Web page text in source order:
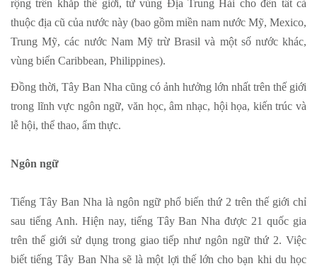
rộng trên khắp thế giới, từ vùng Địa Trung Hải cho đến tất cả
thuộc địa cũ của nước này (bao gồm miền nam nước Mỹ, Mexico,
Trung Mỹ, các nước Nam Mỹ trừ Brasil và một số nước khác,
vùng biển Caribbean, Philippines).
Đồng thời, Tây Ban Nha cũng có ảnh hưởng lớn nhất trên thế giới
trong lĩnh vực ngôn ngữ, văn học, âm nhạc, hội họa, kiến trúc và
lễ hội, thể thao, ẩm thực.
Ngôn ngữ
Tiếng Tây Ban Nha là ngôn ngữ phổ biến thứ 2 trên thế giới chỉ
sau tiếng Anh. Hiện nay, tiếng Tây Ban Nha được 21 quốc gia
trên thế giới sử dụng trong giao tiếp như ngôn ngữ thứ 2. Việc
biết tiếng Tây Ban Nha sẽ là một lợi thế lớn cho bạn khi du học